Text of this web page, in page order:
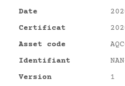
Date
Certificat
Asset code
Identifiant
Version
1